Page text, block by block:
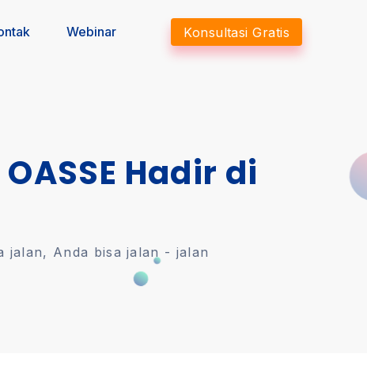
Webinar Konsultasi Gratis
Hadir di
jalan, Anda bisa jalan - jalan